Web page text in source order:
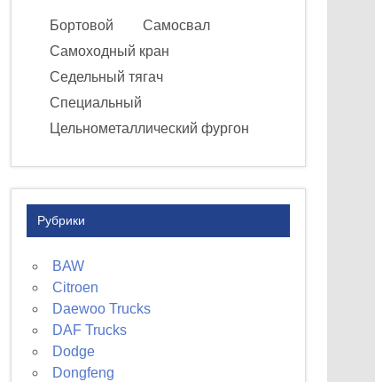
Бортовой
Самосвал
Самоходный кран
Седельный тягач
Специальный
Цельнометаллический фургон
Рубрики
BAW
Citroen
Daewoo Trucks
DAF Trucks
Dodge
Dongfeng